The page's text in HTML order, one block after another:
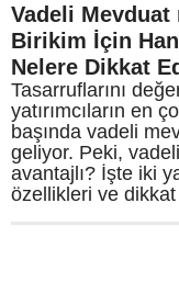
Vadeli Mevduat
Birikim İçin
Nelere Dikkat
Tasarruflarını
yatırımcıların en
başında vadeli
geliyor. Peki,
avantajlı? İşte iki
özellikleri ve